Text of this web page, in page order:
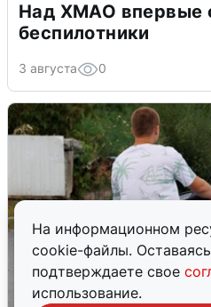
На информационном
cookie-файлы.
подтверждаете свое
использование.
Над ХМАО впервые
беспилотники
3 августа 0